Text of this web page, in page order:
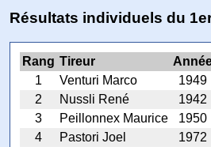
Résultats individuels du
Rang Tireur
1
Venturi Marco 1949
2
Nussli René 1942
3
Peillonnex Maurice 1950
4
Pastori Joel 1972